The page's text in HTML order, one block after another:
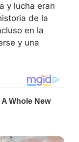
y lucha eran
de la
en la
y una